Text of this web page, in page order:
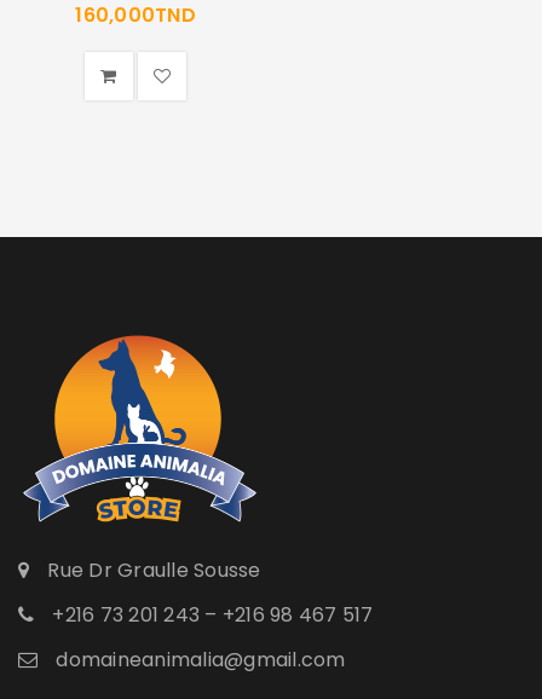
160,000TND
Rue Dr Graulle Sousse
+216 73 201 243 – +216 98 467 517
domaineanimalia@gmail.com